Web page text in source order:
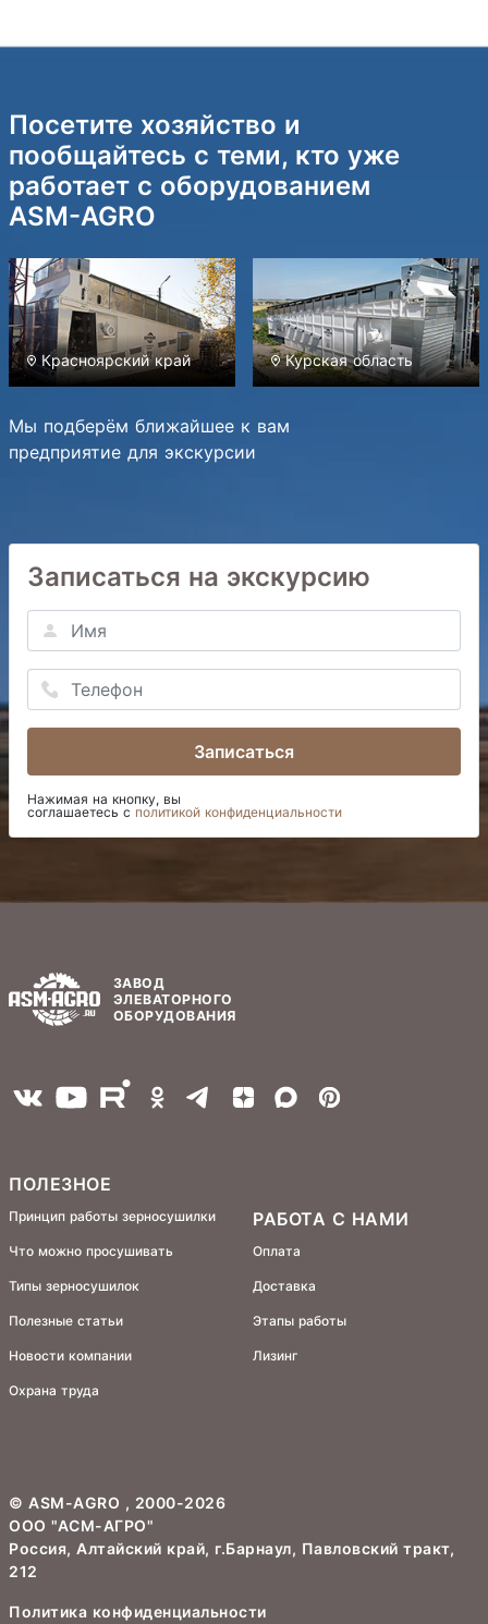
Посетите хозяйство и
пообщайтесь с теми, кто уже
работает с оборудованием
ASM-AGRO
Красноярский край Курская область
Мы подберём ближайшее к вам
предприятие для экскурсии
Записаться на экскурсию
Записаться
Нажимая на кнопку, вы
соглашаетесь с политикой конфиденциальности
ЗАВОД
ЭЛЕВАТОРНОГО
ОБОРУДОВАНИЯ
ПОЛЕЗНОЕ
Принцип работы зерносушилки
Что можно просушивать
Типы зерносушилок
Полезные статьи
Новости компании
Охрана труда
РАБОТА С НАМИ
Оплата
Доставка
Этапы работы
Лизинг
© ASM-AGRO , 2000-2026
ООО "АСМ-АГРО"
Россия, Алтайский край, г.Барнаул, Павловский тракт,
212
Политика конфиденциальности